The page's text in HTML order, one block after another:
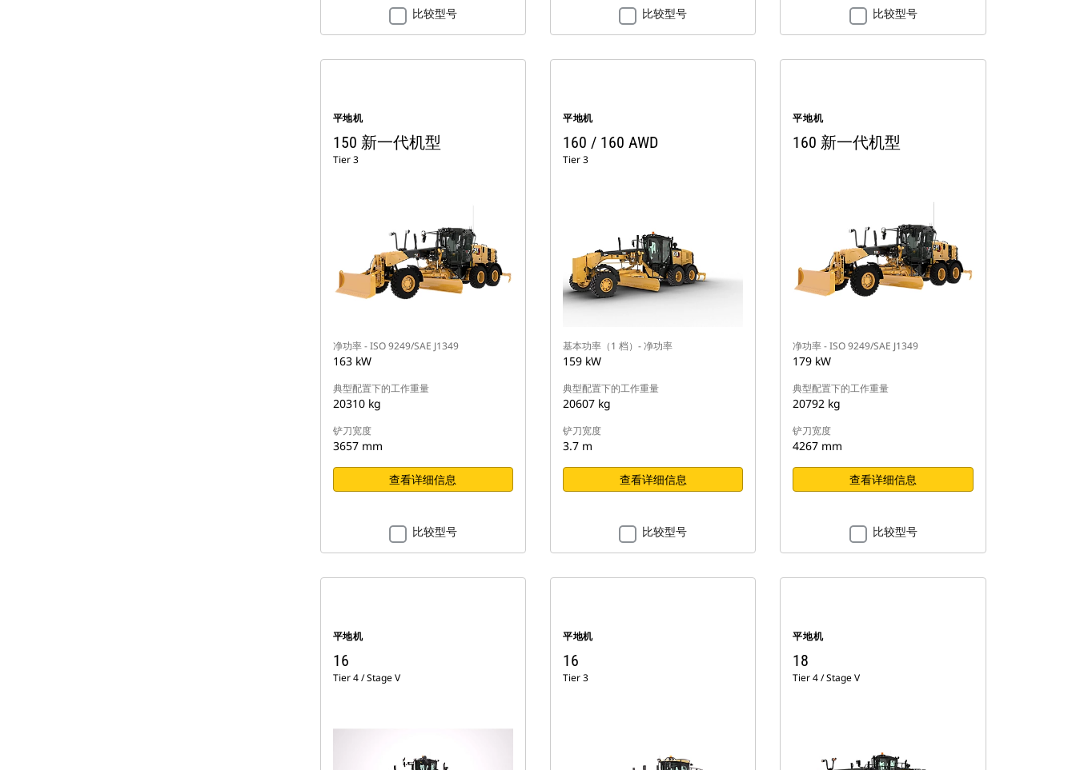
比较型号 比较型号 比较型号
平地机
150 新一代机型
Tier 3
净功率 - ISO 9249/SAE J1349
163 kW
典型配置下的工作重量
20310 kg
铲刀宽度
3657 mm
查看详细信息
比较型号
平地机
160 / 160 AWD
Tier 3
基本功率（1 档）- 净功率
159 kW
典型配置下的工作重量
20607 kg
铲刀宽度
3.7 m
查看详细信息
比较型号
平地机
160 新一代机型
净功率 - ISO 9249/SAE J1349
179 kW
典型配置下的工作重量
20792 kg
铲刀宽度
4267 mm
查看详细信息
比较型号
平地机
16
Tier 4 / Stage V
平地机
16
Tier 3
平地机
18
Tier 4 / Stage V